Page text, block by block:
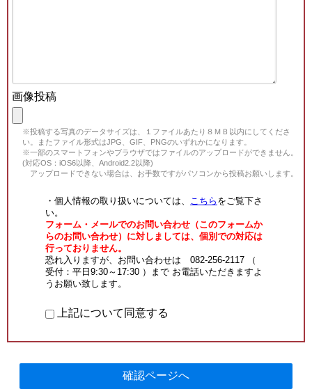
画像投稿
※投稿する写真のデータサイズは、１ファイルあたり８ＭＢ以内にしてくださ
い。またファイル形式はJPG、GIF、PNGのいずれかになります。
※一部のスマートフォンやブラウザではファイルのアップロードができません。
(対応OS：iOS6以降、Android2.2以降)
アップロードできない場合は、お手数ですがパソコンから投稿お願いします。
・個人情報の取り扱いについては、 こちら をご覧下さ
い。
フォーム・メールでのお問い合わせ（このフォームか
らのお問い合わせ）に対しましては、個別での対応は
行っておりません。
恐れ入りますが、お問い合わせは 082-256-2117 （
受付：平日9:30～17:30 ）まで お電話いただきますよ
うお願い致します。
上記について同意する
確認ページへ